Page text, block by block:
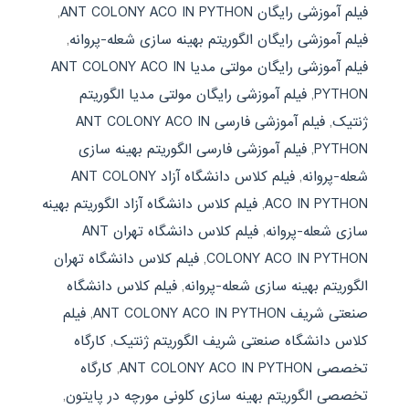
فیلم آموزشی رایگان ANT COLONY ACO IN PYTHON
,
فیلم آموزشی رایگان الگوریتم بهینه سازی شعله-پروانه,
فیلم آموزشی رایگان مولتی مدیا ANT COLONY ACO IN
PYTHON
, فیلم آموزشی رایگان مولتی مدیا الگوریتم
ژنتیک,
فیلم آموزشی فارسی ANT COLONY ACO IN
PYTHON
, فیلم آموزشی فارسی الگوریتم بهینه سازی
شعله-پروانه,
فیلم کلاس دانشگاه آزاد ANT COLONY
ACO IN PYTHON
, فیلم کلاس دانشگاه آزاد الگوریتم بهینه
سازی شعله-پروانه,
فیلم کلاس دانشگاه تهران ANT
COLONY ACO IN PYTHON
, فیلم کلاس دانشگاه تهران
الگوریتم بهینه سازی شعله-پروانه, فیلم کلاس دانشگاه
صنعتی شریف ANT COLONY ACO IN PYTHON
, فیلم
کلاس دانشگاه صنعتی شریف الگوریتم ژنتیک, کارگاه
تخصصی ANT COLONY ACO IN PYTHON
, کارگاه
تخصصی الگوریتم بهینه سازی کلونی مورچه در پایتون,